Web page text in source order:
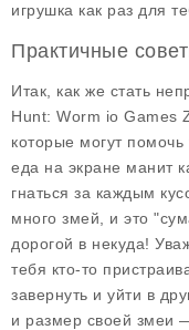
игрушка как раз для
Практичные
Итак, как же стать
Hunt: Worm io Games
которые могут
еда на экране манит
гнаться за каждым
много змей, и это
дорогой в некуда!
тебя кто-то
завернуть и уйти в
и размер своей змеи